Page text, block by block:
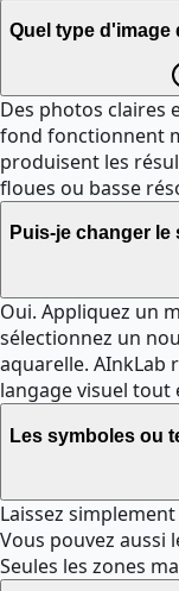
Quel type d'image
Des photos claires
fond fonctionnent
produisent les
floues ou basse
Puis-je changer
Oui. Appliquez un
sélectionnez un
aquarelle. AInkLab
langage visuel
Les symboles ou
Laissez
Vous pouvez aussi
Seules les zones